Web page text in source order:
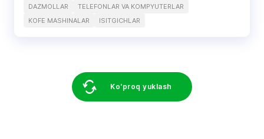
DAZMOLLAR
TELEFONLAR VA KOMPYUTERLAR
KOFE MASHINALAR
ISITGICHLAR
Ko'proq yuklash